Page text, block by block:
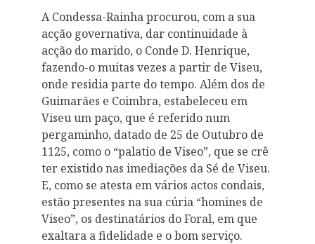
A Condessa-Rainha procurou, com a sua
acção governativa, dar continuidade à
acção do marido, o Conde D. Henrique,
fazendo-o muitas vezes a partir de Viseu,
onde residia parte do tempo. Além dos de
Guimarães e Coimbra, estabeleceu em
Viseu um paço, que é referido num
pergaminho, datado de 25 de Outubro de
1125, como o “palatio de Viseo”, que se crê
ter existido nas imediações da Sé de Viseu.
E, como se atesta em vários actos condais,
estão presentes na sua cúria “homines de
Viseo”, os destinatários do Foral, em que
exaltara a fidelidade e o bom serviço.